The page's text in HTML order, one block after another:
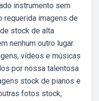
instrumento sem
requerida imagens de
stock de alta
nenhum outro lugar.
vídeos e músicas
por nossa talentosa
stock de pianos e
fotos stock,